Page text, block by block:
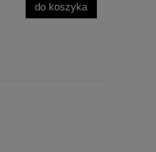
do koszyka